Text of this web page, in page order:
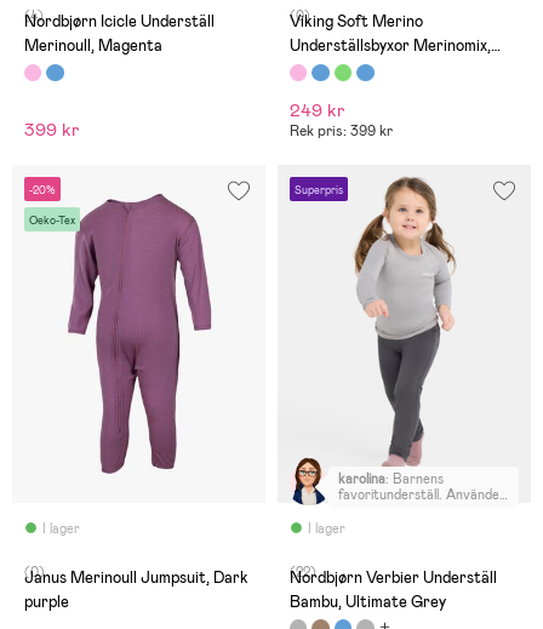
(4)
Nordbjørn Icicle Underställ
Merinoull, Magenta
399 kr
(0)
Viking Soft Merino
Underställsbyxor Merinomix,
Rosa
249 kr
Rek pris: 399 kr
-20%
Oeko-Tex
I lager
(0)
Janus Merinoull Jumpsuit, Dark
purple
Superpris
I lager
karolina: Barnens
favoritunderställ. Användes
både under kläder och som
skulle rekommendera att ta
en större storlek om en har
ett större barn.
(22)
Nordbjørn Verbier Underställ
Bambu, Ultimate Grey